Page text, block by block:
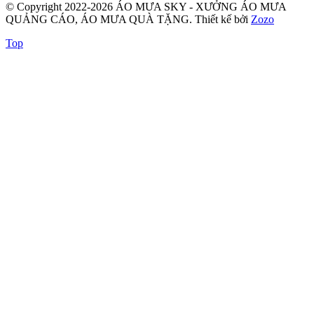
© Copyright 2022-2026 ÁO MƯA SKY - XƯỞNG ÁO MƯA
QUẢNG CÁO, ÁO MƯA QUÀ TẶNG. Thiết kế bởi Zozo
Top